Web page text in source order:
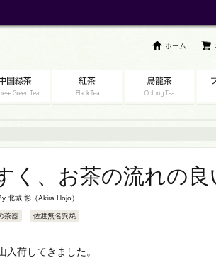
ホーム
く、お茶の流れの良
北城 彰（Akira Hojo）
茶器 佐渡無名異焼
入荷してきました。